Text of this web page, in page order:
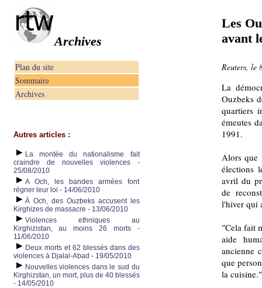
Archives
Plan du site
Sommaire
Archives
Autres articles :
La montée du nationalisme fait
craindre de nouvelles violences -
25/08/2010
A Och, les bandes armées font
régner leur loi - 14/06/2010
À Och, des Ouzbeks accusent les
Kirghizes de massacre - 13/06/2010
Violences ethniques au
Kirghizistan, au moins 26 morts -
11/06/2010
Deux morts et 62 blessés dans des
violences à Djalal-Abad - 19/05/2010
Nouvelles violences dans le sud du
Kirghizstan, un mort, plus de 40 blessés
- 14/05/2010
Les
avant
Reuters, le
La
Ouzbeks
quartiers
émeutes
1991.
Alors que
élections
avril du
de
l'hiver qui
"Cela fait
aide
ancienne
que
la cuisine."